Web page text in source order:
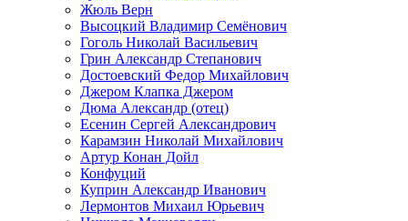
Жюль Верн
Высоцкий Владимир Семёнович
Гоголь Николай Васильевич
Грин Александр Степанович
Достоевский Федор Михайлович
Джером Клапка Джером
Дюма Александр (отец)
Есенин Сергей Александрович
Карамзин Николай Михайлович
Артур Конан Дойл
Конфуций
Куприн Александр Иванович
Лермонтов Михаил Юрьевич